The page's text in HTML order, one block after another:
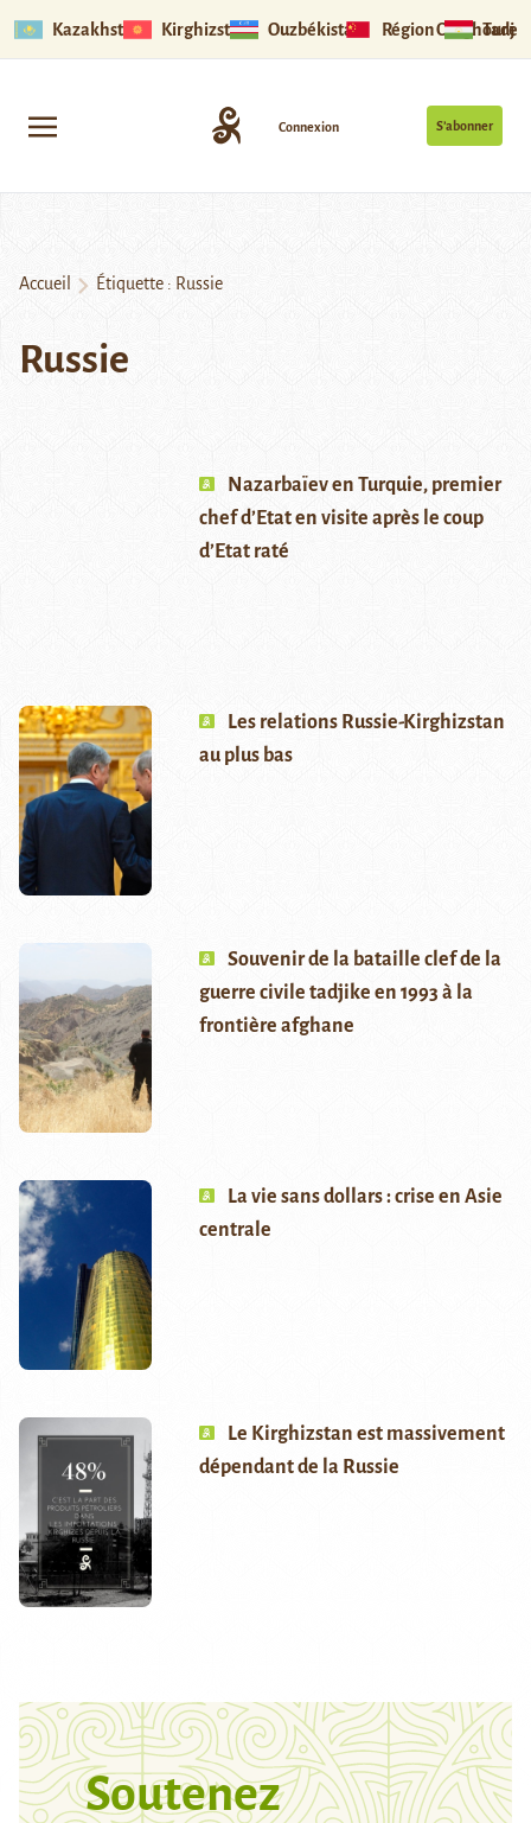
Kazakhstan Kirghizstan Ouzbékistan Région Ouïghoure
S’abonner
Connexion
Accueil Étiquette : Russie
Russie
Nazarbaïev en Turquie, premier
chef d’Etat en visite après le coup
d’Etat raté
Les relations Russie-Kirghizstan
au plus bas
Souvenir de la bataille clef de la
guerre civile tadjike en 1993 à la
frontière afghane
La vie sans dollars : crise en Asie
centrale
Le Kirghizstan est massivement
dépendant de la Russie
Soutenez